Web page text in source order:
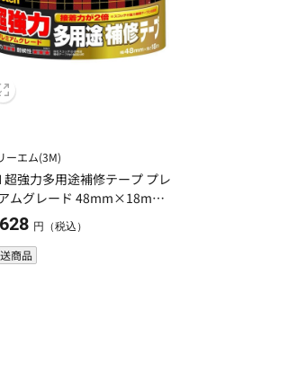
ーエム(3M)
超強力多用途補修テープ プレ
グレード 48mm×18mDU
円（税込）
商品